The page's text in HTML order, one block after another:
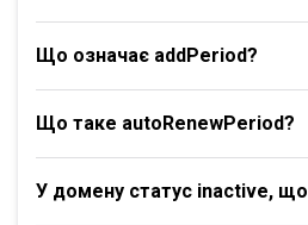
Що означає addPeriod?
Що таке autoRenewPeriod?
У домену статус inactive,